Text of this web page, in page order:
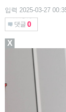
입력 2025-03-27
댓글 0
X